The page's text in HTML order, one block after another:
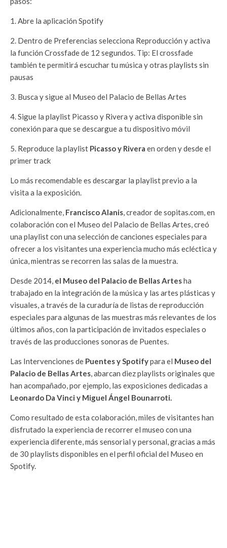
1. Abre la aplicación Spotify
2. Dentro de Preferencias selecciona Reproducción y activa
la función Crossfade de 12 segundos. Tip: El crossfade
también te permitirá escuchar tu música y otras playlists sin
pausas
3. Busca y sigue al Museo del Palacio de Bellas Artes
4. Sigue la playlist Picasso y Rivera y activa disponible sin
conexión para que se descargue a tu dispositivo móvil
5. Reproduce la playlist Picasso y Rivera en orden y desde el
primer track
Lo más recomendable es descargar la playlist previo a la
visita a la exposición.
Adicionalmente, Francisco Alanis, creador de sopitas.com, en
colaboración con el Museo del Palacio de Bellas Artes, creó
una playlist con una selección de canciones especiales para
ofrecer a los visitantes una experiencia mucho más ecléctica y
única, mientras se recorren las salas de la muestra.
Desde 2014, el Museo del Palacio de Bellas Artesha
trabajado en la integración de la música y las artes plásticas y
visuales, a través de la curaduría de listas de reproducción
especiales para algunas de las muestras más relevantes de los
últimos años, con la participación de invitados especiales o
través de las producciones sonoras de Puentes.
Las Intervenciones de Puentes y Spotifypara el Museo del
Palacio de Bellas Artes, abarcan diez playlists originales que
han acompañado, por ejemplo, las exposiciones dedicadas a
Leonardo Da Vinci y Miguel Ángel Bounarroti.
Como resultado de esta colaboración, miles de visitantes han
disfrutado la experiencia de recorrer el museo con una
experiencia diferente, más sensorial y personal, gracias a más
de 30 playlists disponibles en el perfil oficial del Museo en
Spotify.